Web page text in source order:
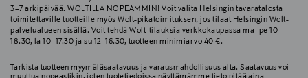
3–7 arkipäivää. WOLTILLA NOPEAMMIN! Voit valita Helsingin tavaratalosta
toimitettaville tuotteille myös Wolt-pikatoimituksen, jos tilaat Helsingin Wolt-
palvelualueen sisällä. Voit tehdä Wolt-tilauksia verkkokaupassa ma–pe 10–
18.30, la 10–17.30 ja su 12–16.30, tuotteen minimiarvo 40 €.
Tarkista tuotteen myymäläsaatavuus ja varausmahdollisuus alta. Saatavuus voi